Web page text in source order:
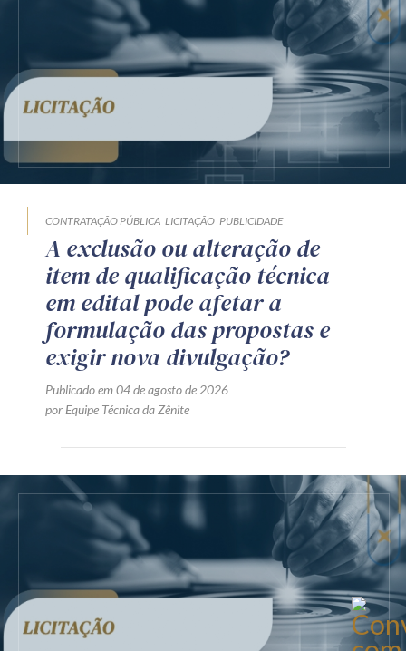
CONTRATAÇÃO PÚBLICA LICITAÇÃO PUBLICIDADE
A exclusão ou alteração de
item de qualificação técnica
em edital pode afetar a
formulação das propostas e
exigir nova divulgação?
Publicado em 04 de agosto de 2026
por Equipe Técnica da Zênite